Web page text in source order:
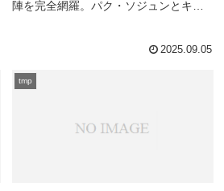
陣を完全網羅。パク・ソジュンとキ
2025.09.05
tmp